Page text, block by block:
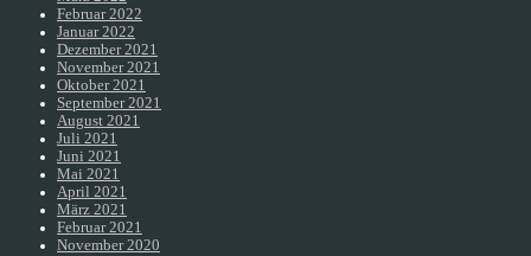
Februar 2022
Januar 2022
Dezember 2021
November 2021
Oktober 2021
September 2021
August 2021
Juli 2021
Juni 2021
Mai 2021
April 2021
März 2021
Februar 2021
November 2020